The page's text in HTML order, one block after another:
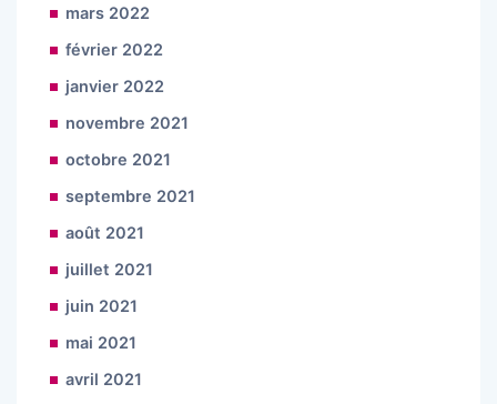
mars 2022
février 2022
janvier 2022
novembre 2021
octobre 2021
septembre 2021
août 2021
juillet 2021
juin 2021
mai 2021
avril 2021